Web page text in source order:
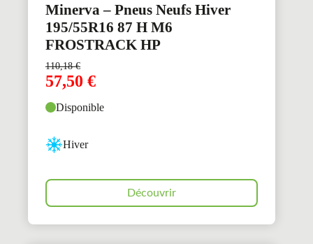
Minerva – Pneus Neufs Hiver
195/55R16 87 H M6
FROSTRACK HP
110,18€
57,50 €
Disponible
Hiver
Découvrir